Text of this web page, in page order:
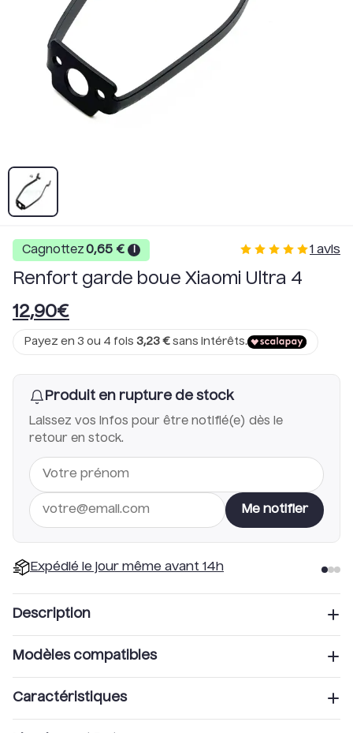
Cagnottez 0,65 € i 1 avis
Renfort garde boue Xiaomi Ultra 4
12,90€
Payez en 3 ou 4 fois 3,23 € sans intérêts.
Produit en rupture de stock
Laissez vos infos pour être notifié(e) dès le
retour en stock.
Me notifier
Expédié le jour même avant 14h
Description
Description du Renfort garde-boue
Xiaomi Ultra 4
Modèles compatibles
suivantes :
Caractéristiques